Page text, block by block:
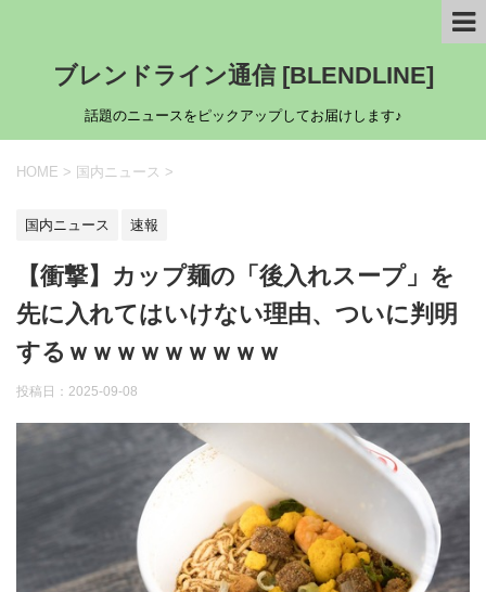
ブレンドライン通信 [BLENDLINE]
話題のニュースをピックアップしてお届けします♪
HOME > 国内ニュース >
国内ニュース 速報
【衝撃】カップ麺の「後入れスープ」を
先に入れてはいけない理由、ついに判明
するｗｗｗｗｗｗｗｗｗ
投稿日： 2025-09-08